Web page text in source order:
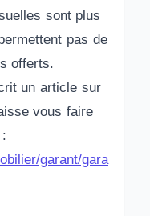
sont plus
pas de
offerts.
un article sur
vous faire
garant/gara